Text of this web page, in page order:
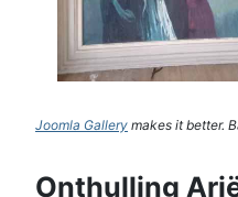
Joomla Gallery makes it better.
Onthulling